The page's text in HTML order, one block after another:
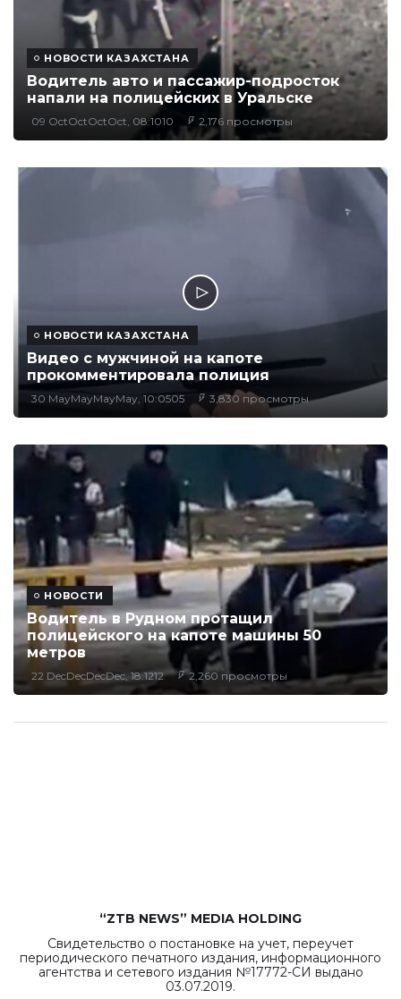
НОВОСТИ КАЗАХСТАНА
Водитель авто и пассажир-подросток
напали на полицейских в Уральске
09 OctOctOctOct, 08:1010 2,176 просмотры
НОВОСТИ КАЗАХСТАНА
Видео с мужчиной на капоте
прокомментировала полиция
30 MayMayMayMay, 10:0505 3,830 просмотры
НОВОСТИ
Водитель в Рудном протащил
полицейского на капоте машины 50
метров
22 DecDecDecDec, 18:1212 2,260 просмотры
“ZTB NEWS” MEDIA HOLDING
Свидетельство о постановке на учет, переучет
периодического печатного издания, информационного
агентства и сетевого издания №17772-СИ выдано
03.07.2019.